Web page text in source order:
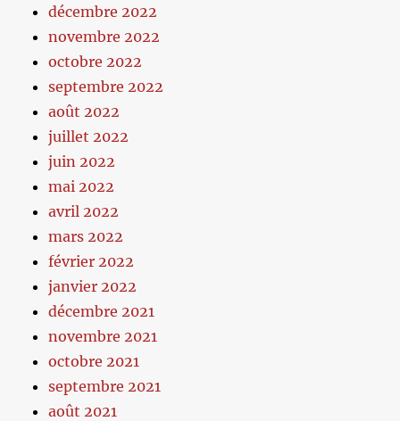
décembre 2022
novembre 2022
octobre 2022
septembre 2022
août 2022
juillet 2022
juin 2022
mai 2022
avril 2022
mars 2022
février 2022
janvier 2022
décembre 2021
novembre 2021
octobre 2021
septembre 2021
août 2021